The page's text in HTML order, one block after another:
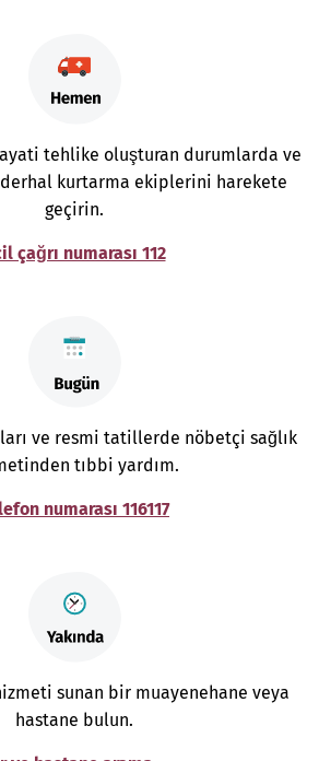
tehlike oluşturan durumlarda ve
kurtarma ekiplerini harekete
geçirin.
çağrı numarası 112
ve resmi tatillerde nöbetçi sağlık
tıbbi yardım.
numarası 116117
sunan bir muayenehane veya
hastane bulun.